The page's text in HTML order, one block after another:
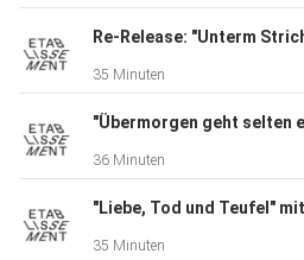
35 Minuten
36 Minuten
35 Minuten